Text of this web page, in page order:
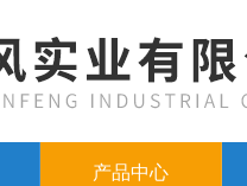
产品中心